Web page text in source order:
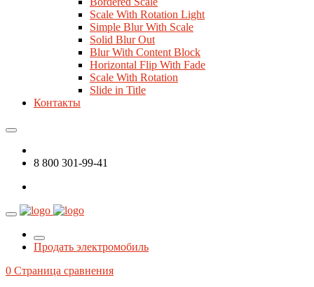
Scale With Rotation Light
Simple Blur With Scale
Solid Blur Out
Blur With Content Block
Horizontal Flip With Fade
Scale With Rotation
Slide in Title
Контакты
8 800 301-99-41
Продать электромобиль
0 Страница сравнения